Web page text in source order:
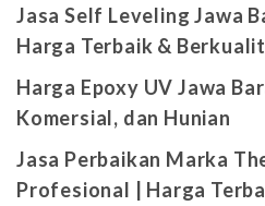
Jasa Self Leveling Jawa
Harga Terbaik &
Harga Epoxy UV Jawa
Komersial, dan Hunian
Jasa Perbaikan Marka
Profesional | Harga